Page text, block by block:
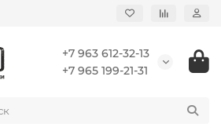
+7 963 612-32-13
+7 965 199-21-31